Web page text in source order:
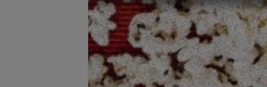
Полировка волос
Цена по запросу